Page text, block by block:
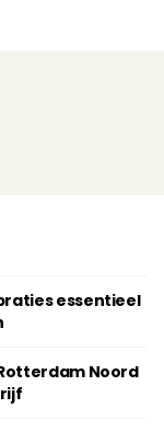
essentieel
Noord